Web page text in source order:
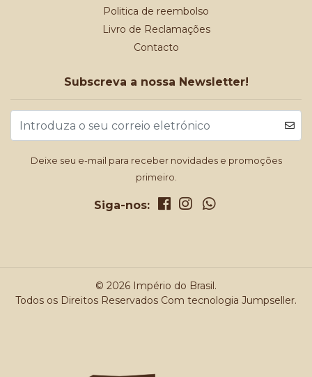
Politica de reembolso
Livro de Reclamações
Contacto
Subscreva a nossa Newsletter!
Deixe seu e-mail para receber novidades e promoções
primeiro.
Siga-nos:
© 2026 Império do Brasil.
Todos os Direitos Reservados Com tecnologia Jumpseller.